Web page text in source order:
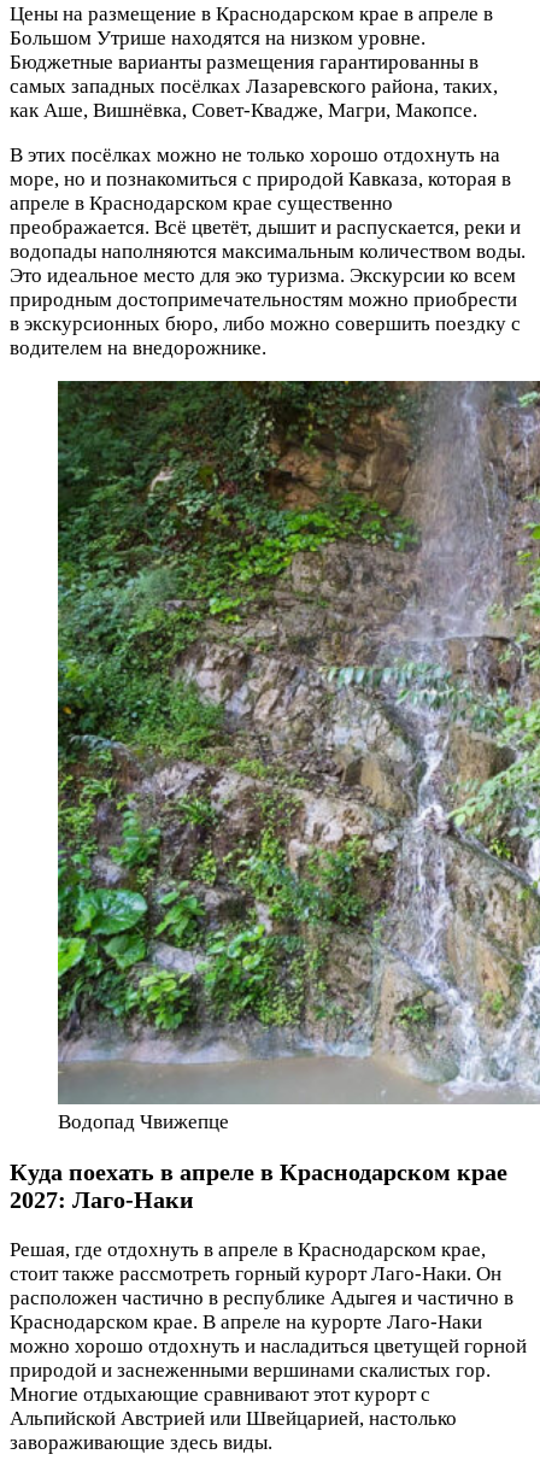
Цены на размещение в Краснодарском крае в апреле в
Большом Утрише находятся на низком уровне.
Бюджетные варианты размещения гарантированны в
самых западных посёлках Лазаревского района, таких,
как Аше, Вишнёвка, Совет-Квадже, Магри, Макопсе.
В этих посёлках можно не только хорошо отдохнуть на
море, но и познакомиться с природой Кавказа, которая в
апреле в Краснодарском крае существенно
преображается. Всё цветёт, дышит и распускается, реки и
водопады наполняются максимальным количеством воды.
Это идеальное место для эко туризма. Экскурсии ко всем
природным достопримечательностям можно приобрести
в экскурсионных бюро, либо можно совершить поездку с
водителем на внедорожнике.
Водопад Чвижепце
Куда поехать в апреле в Краснодарском крае
2027: Лаго-Наки
Решая, где отдохнуть в апреле в Краснодарском крае,
стоит также рассмотреть горный курорт Лаго-Наки. Он
расположен частично в республике Адыгея и частично в
Краснодарском крае. В апреле на курорте Лаго-Наки
можно хорошо отдохнуть и насладиться цветущей горной
природой и заснеженными вершинами скалистых гор.
Многие отдыхающие сравнивают этот курорт с
Альпийской Австрией или Швейцарией, настолько
завораживающие здесь виды.